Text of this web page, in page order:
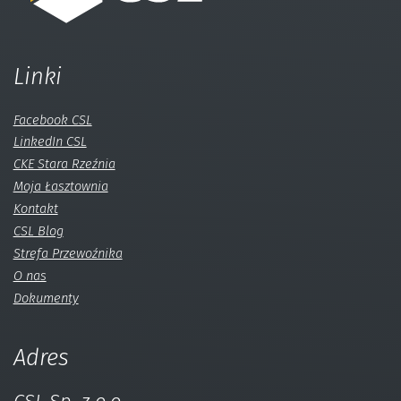
Linki
Facebook CSL
LinkedIn CSL
CKE Stara Rzeźnia
Moja Łasztownia
Kontakt
CSL Blog
Strefa Przewoźnika
O nas
Dokumenty
Adres